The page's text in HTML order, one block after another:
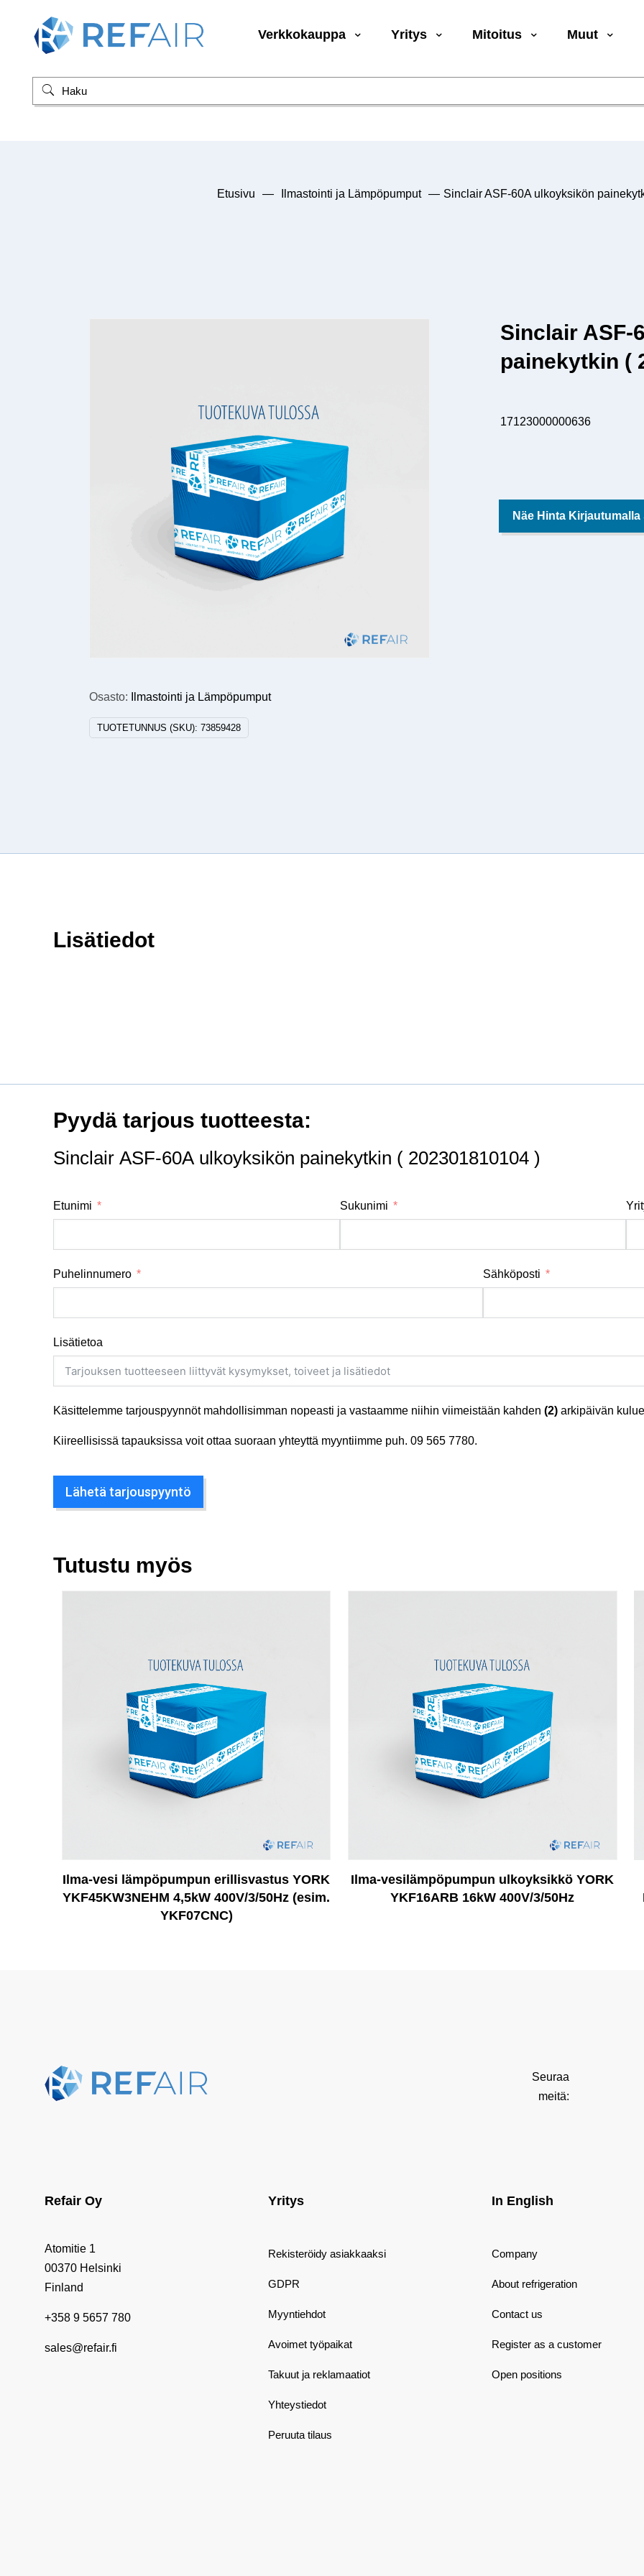
Verkkokauppa Yritys Mitoitus Muut
Etusivu — Ilmastointi ja Lämpöpumput — Sinclair ASF-60A ulkoyksikön
Osasto: Ilmastointi ja Lämpöpumput
TUOTETUNNUS (SKU):73859428
Sinclair ASF-
painekytkin (
17123000000636
Näe Hinta Kirjautumalla
Lisätiedot
Pyydä tarjous tuotteesta:
Sinclair ASF-60A ulkoyksikön painekytkin ( 202301810104 )
Etunimi Sukunimi
Puhelinnumero Sähköposti
Lisätietoa
Käsittelemme tarjouspyynnöt mahdollisimman nopeasti ja vastaamme niihin viimeistään kahden (2) arkipäivän
Kiireellisissä tapauksissa voit ottaa suoraan yhteyttä myyntiimme puh. 09 565 7780.
Lähetä tarjouspyyntö
Tutustu myös
Ilma-vesi lämpöpumpun erillisvastus YORK
YKF45KW3NEHM 4,5kW 400V/3/50Hz (esim.
YKF07CNC)
Ilma-vesilämpöpumpun ulkoyksikkö YORK
YKF16ARB 16kW 400V/3/50Hz
Seuraa
meitä:
Refair Oy
Atomitie 1
00370 Helsinki
Finland
+358 9 5657 780
sales@refair.fi
Yritys
Rekisteröidy asiakkaaksi
GDPR
Myyntiehdot
Avoimet työpaikat
Takuut ja reklamaatiot
Yhteystiedot
Peruuta tilaus
In English
Company
About refrigeration
Contact us
Register as a customer
Open positions